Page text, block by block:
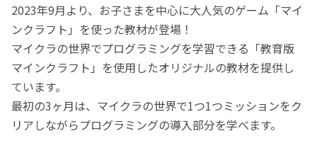
2023年9月より、お子さまを中心に大人気のゲーム「マイ
ンクラフト」を使った教材が登場！
マイクラの世界でプログラミングを学習できる「教育版
マインクラフト」を使用したオリジナルの教材を提供し
ています。
最初の3ヶ月は、マイクラの世界で1つ1つミッションをク
リアしながらプログラミングの導入部分を学べます。